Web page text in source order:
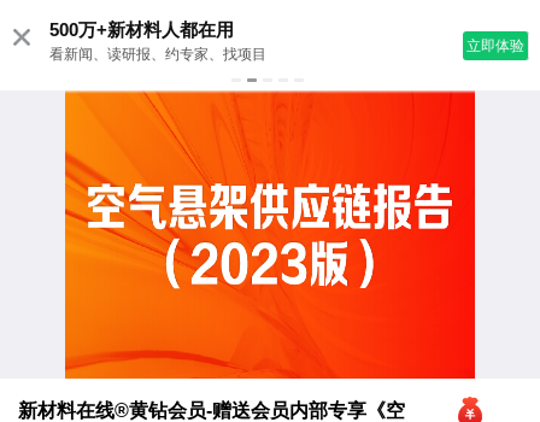
新材料在线®黄钻会员-赠送会员内部专享《空
立即体验
10000+份干货资料免费查看
会员免费下载所有干货资料